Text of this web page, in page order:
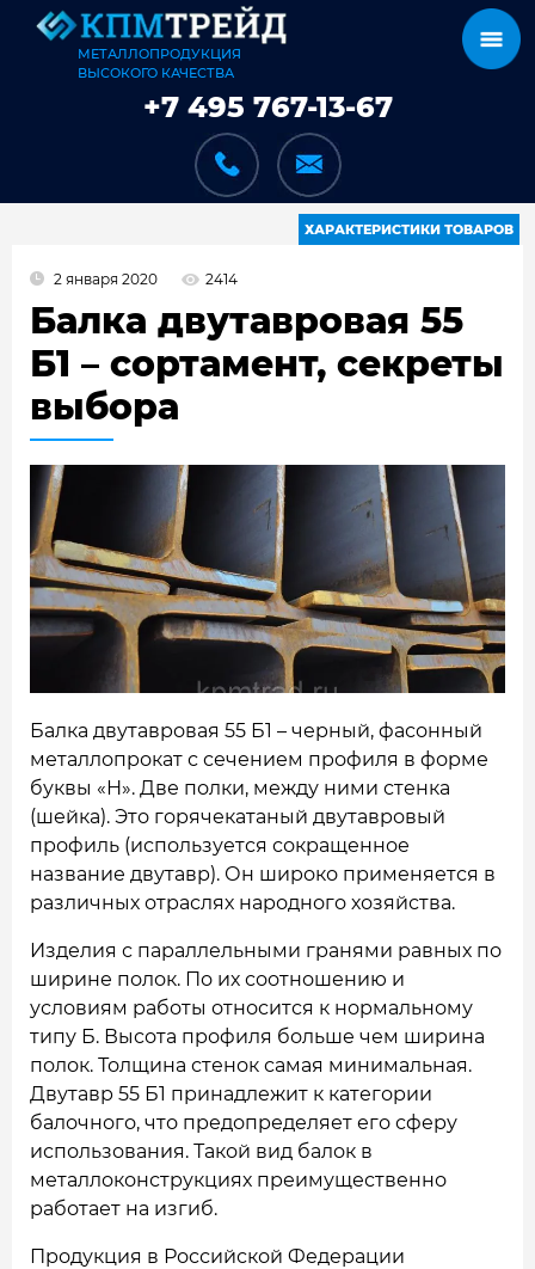
МЕТАЛЛОПРОДУКЦИЯ
ВЫСОКОГО КАЧЕСТВА
+7 495 767-13-67
КАТАЛОГ
КАК МЫ РАБОТАЕМ
ДОСТАВКА И ОПЛАТА
НАШИ ОБЪЕКТЫ
ОТЗЫВЫ
БЛОГ
КОНТАКТЫ
ХАРАКТЕРИСТИКИ ТОВАРОВ
2 января 2020 2414
Балка двутавровая 55
Б1 – сортамент, секреты
выбора
Балка двутавровая 55 Б1 – черный, фасонный
металлопрокат с сечением профиля в форме
буквы «Н». Две полки, между ними стенка
(шейка). Это горячекатаный двутавровый
профиль (используется сокращенное
название двутавр). Он широко применяется в
различных отраслях народного хозяйства.
Изделия с параллельными гранями равных по
ширине полок. По их соотношению и
условиям работы относится к нормальному
типу Б. Высота профиля больше чем ширина
полок. Толщина стенок самая минимальная.
Двутавр 55 Б1 принадлежит к категории
балочного, что предопределяет его сферу
использования. Такой вид балок в
металлоконструкциях преимущественно
работает на изгиб.
Продукция в Российской Федерации